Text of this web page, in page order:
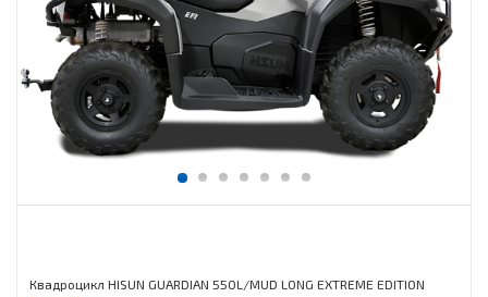
Квадроцикл HISUN GUARDIAN 550L/MUD LONG EXTREME EDITION